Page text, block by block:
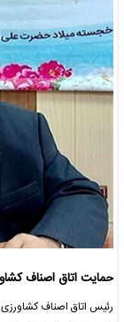
حمایت اتاق اصناف
رئیس اتاق اصناف